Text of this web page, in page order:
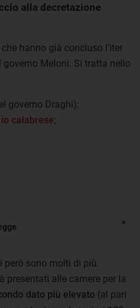
alla decretazione
hanno già concluso l’iter
Meloni. Si tratta nello
governo Draghi);
calabrese;
però sono molti di più.
presentati alle camere per la
dato più elevato (al pari